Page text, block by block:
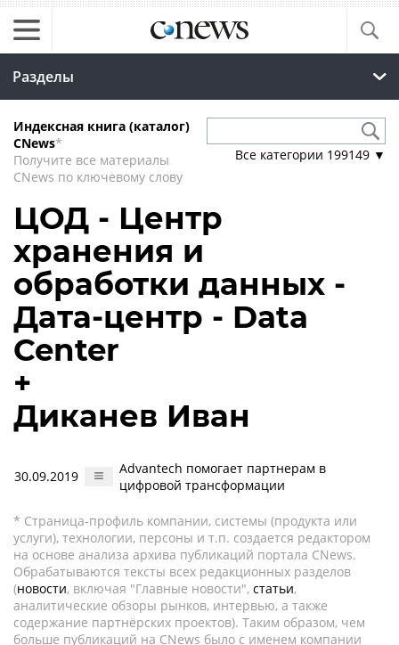
Разделы
Индексная книга (каталог)
CNews*
Получите все материалы
CNews по ключевому слову
Все категории 199149 ▼
ЦОД - Центр
хранения и
обработки данных -
Дата-центр - Data
Center
+
Диканев Иван
30.09.2019
Advantech помогает партнерам в
цифровой трансформации
* Страница-профиль компании, системы (продукта или
услуги), технологии, персоны и т.п. создается редактором
на основе анализа архива публикаций портала CNews.
Обрабатываются тексты всех редакционных разделов
(новости, включая "Главные новости", статьи,
аналитические обзоры рынков, интервью, а также
содержание партнёрских проектов). Таким образом, чем
больше публикаций на CNews было с именем компании